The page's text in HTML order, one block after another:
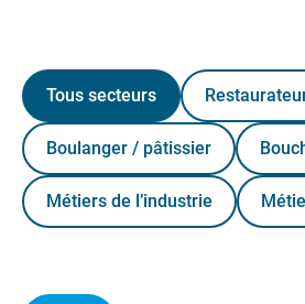
Tous secteurs
Boulanger / pâtissier
Métiers de l’industrie